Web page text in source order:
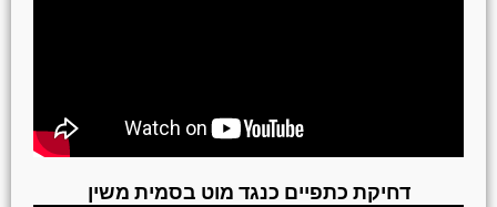
דחיקת כתפיים כנגד מוט בסמית משין